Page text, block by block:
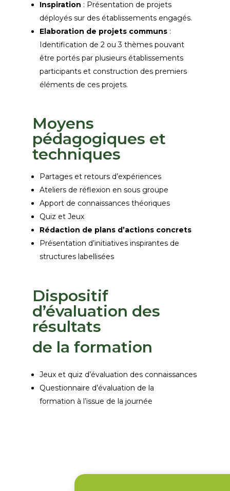
Inspiration : Présentation de projets
déployés sur des établissements engagés.
Elaboration de projets communs :
Identification de 2 ou 3 thèmes pouvant
être portés par plusieurs établissements
participants et construction des premiers
éléments de ces projets.
Moyens
pédagogiques et
techniques
Partages et retours d’expériences
Ateliers de réflexion en sous groupe
Apport de connaissances théoriques
Quiz et Jeux
Rédaction de plans d’actions concrets
Présentation d’initiatives inspirantes de
structures labellisées
Dispositif
d’évaluation des
résultats
de la formation
Jeux et quiz d’évaluation des connaissances
Questionnaire d’évaluation de la
formation à l’issue de la journée